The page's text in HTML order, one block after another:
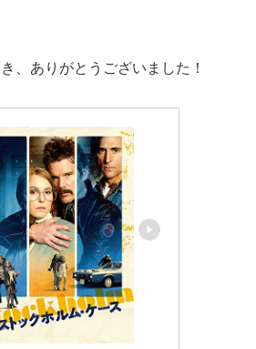
、ありがとうございました！